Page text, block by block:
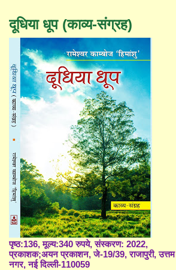
दूधिया धूप (काव्य-संग्रह)
पृष्ठ:136, मूल्य:340 रुपये, संस्करण: 2022,
प्रकाशक;अयन प्रकाशन, जे-19/39, राजापुरी, उत्तम
नगर, नई दिल्ली-110059